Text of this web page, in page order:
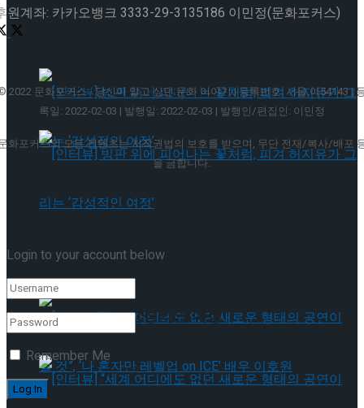
[인터뷰] 빙판 위에 피어나는 꽃처럼, 피겨 허지
유가 그리는 ‘감성적인 여정’
가 그려내는 인생의 선율
[인터뷰] 빙판 위에 피어나는 꽃처럼, 피겨 허지
유가 그리는 ‘감성적인 여정’
원계좌: 카카오뱅크 3333-29-3135186 이민정(문화포커스)
2022 문화포커스 - 당신이 알고 싶던 문화 이야기 | 등록번호: 서울,아54143 |
록일: 2022-02-03 | 발행일: 2022-02-03 | 발행인/편집인: 이민정
화포커스의 모든 컨텐츠는 저작권법의 보호를 받으며, 무단 전재/복사/배포
을 금합니다.
Login to your account below
Remember Me